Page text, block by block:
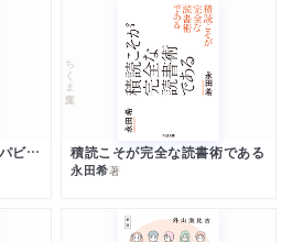
増補 ネガティヴ・ケイパビリティで生きる
ちくま文庫
積読こそが完全な読書術である
永田希著